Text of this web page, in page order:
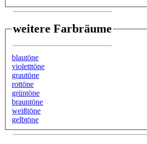
weitere Farbräume
blautöne
violetttöne
grautöne
rottöne
grüntöne
brauntöne
weißtöne
gelbtöne